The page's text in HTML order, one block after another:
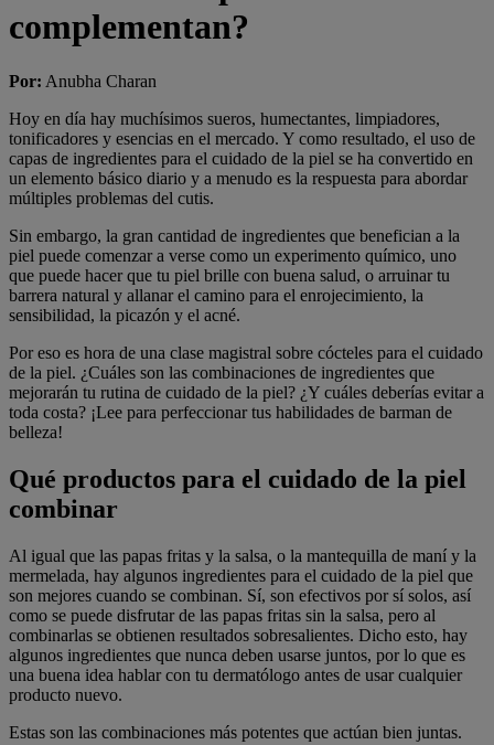
complementan?
Por: Anubha Charan
Hoy en día hay muchísimos sueros, humectantes, limpiadores,
tonificadores y esencias en el mercado. Y como resultado, el uso de
capas de ingredientes para el cuidado de la piel se ha convertido en
un elemento básico diario y a menudo es la respuesta para abordar
múltiples problemas del cutis.
Sin embargo, la gran cantidad de ingredientes que benefician a la
piel puede comenzar a verse como un experimento químico, uno
que puede hacer que tu piel brille con buena salud, o arruinar tu
barrera natural y allanar el camino para el enrojecimiento, la
sensibilidad, la picazón y el acné.
Por eso es hora de una clase magistral sobre cócteles para el cuidado
de la piel. ¿Cuáles son las combinaciones de ingredientes que
mejorarán tu rutina de cuidado de la piel? ¿Y cuáles deberías evitar a
toda costa? ¡Lee para perfeccionar tus habilidades de barman de
belleza!
Qué productos para el cuidado de la piel
combinar
Al igual que las papas fritas y la salsa, o la mantequilla de maní y la
mermelada, hay algunos ingredientes para el cuidado de la piel que
son mejores cuando se combinan. Sí, son efectivos por sí solos, así
como se puede disfrutar de las papas fritas sin la salsa, pero al
combinarlas se obtienen resultados sobresalientes. Dicho esto, hay
algunos ingredientes que nunca deben usarse juntos, por lo que es
una buena idea hablar con tu dermatólogo antes de usar cualquier
producto nuevo.
Estas son las combinaciones más potentes que actúan bien juntas.